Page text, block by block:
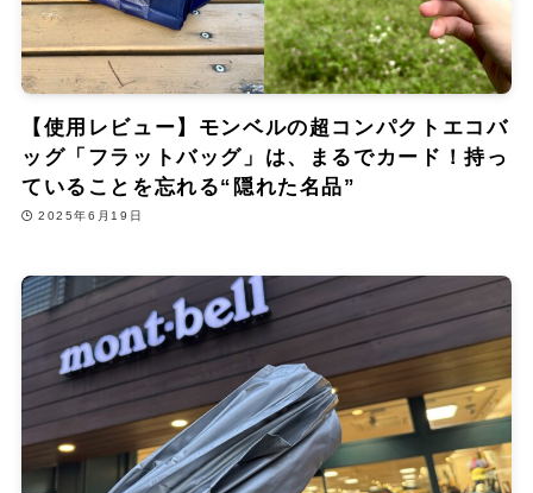
【使用レビュー】モンベルの超コンパクトエコバ
ッグ「フラットバッグ」は、まるでカード！持っ
ていることを忘れる“隠れた名品”
2025年6月19日